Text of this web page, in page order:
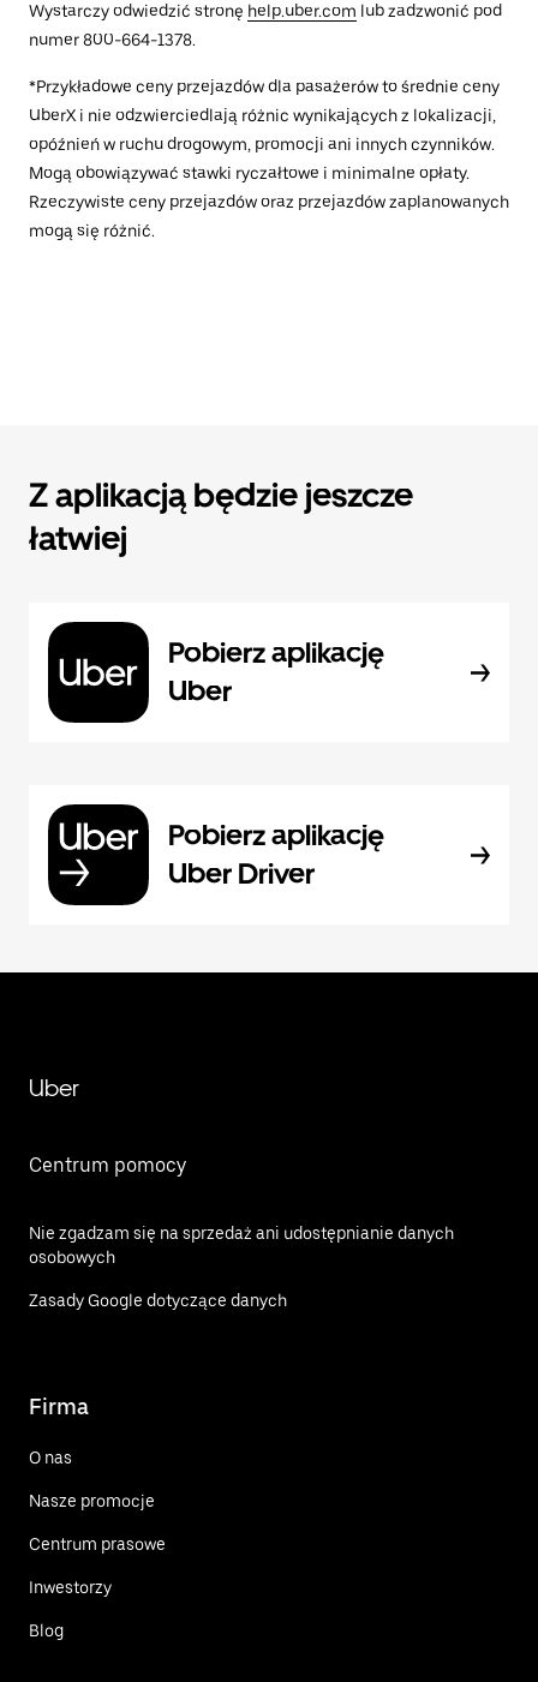
Wystarczy odwiedzić stronę help.uber.com lub zadzwonić pod
numer 800-664-1378.
*Przykładowe ceny przejazdów dla pasażerów to średnie ceny
UberX i nie odzwierciedlają różnic wynikających z lokalizacji,
opóźnień w ruchu drogowym, promocji ani innych czynników.
Mogą obowiązywać stawki ryczałtowe i minimalne opłaty.
Rzeczywiste ceny przejazdów oraz przejazdów zaplanowanych
mogą się różnić.
Z aplikacją będzie jeszcze
łatwiej
Pobierz aplikację
Uber
Pobierz aplikację
Uber Driver
Uber
Centrum pomocy
Nie zgadzam się na sprzedaż ani udostępnianie danych
osobowych
Zasady Google dotyczące danych
Firma
O nas
Nasze promocje
Centrum prasowe
Inwestorzy
Blog